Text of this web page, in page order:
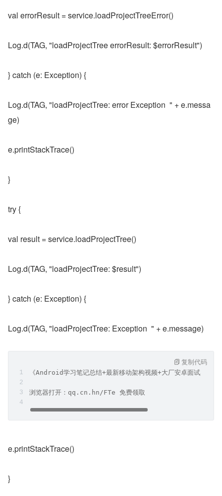
val errorResult = service.loadProjectTreeError()
Log.d(TAG, "loadProjectTree errorResult: $errorResult")
} catch (e: Exception) {
Log.d(TAG, "loadProjectTree: error Exception  " + e.messa
ge)
e.printStackTrace()
}
try {
val result = service.loadProjectTree()
Log.d(TAG, "loadProjectTree: $result")
} catch (e: Exception) {
Log.d(TAG, "loadProjectTree: Exception  " + e.message)
《Android学习笔记总结+最新移动架构视频+大厂安卓面试真题+
浏览器打开：qq.cn.hn/FTe 免费领取
复制代码
e.printStackTrace()
}